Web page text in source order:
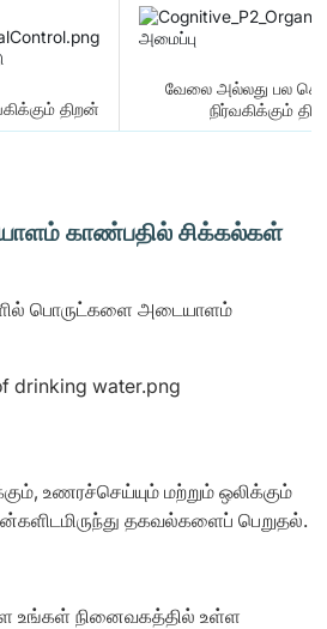
திறன்
அமைப்பு
வேலை அல்லது பல
நிர்வகிக்கும்
காண்பதில் சிக்கல்கள்
பொருட்களை அடையாளம்
உணரச்செய்யும் மற்றும் ஒலிக்கும்
தகவல்களைப் பெறுதல்.
உங்கள் நினைவகத்தில் உள்ள